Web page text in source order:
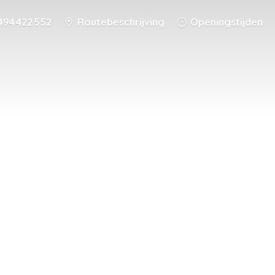
422 552 Routebeschrijving Openingstijden